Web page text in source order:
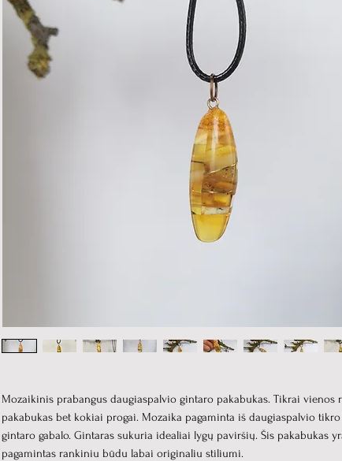
Mozaikinis prabangus daugiaspalvio gintaro pakabukas. Tikrai vienos
pakabukas bet kokiai progai. Mozaika pagaminta iš daugiaspalvio tikro
gintaro gabalo. Gintaras sukuria idealiai lygų paviršių. Šis pakabukas
pagamintas rankiniu būdu labai originaliu stiliumi.